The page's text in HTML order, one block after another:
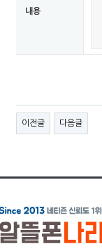
내용
이전글 다음글